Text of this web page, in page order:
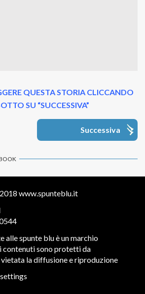
QUESTA STORIA CLICCANDO
SU “SUCCESSIVA”
Successiva
www.spunteblu.it
alle spunte blu è un marchio
sono protetti da
la diffusione e riproduzione